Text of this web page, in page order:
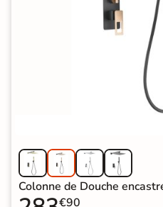
Colonne de Douche
€90